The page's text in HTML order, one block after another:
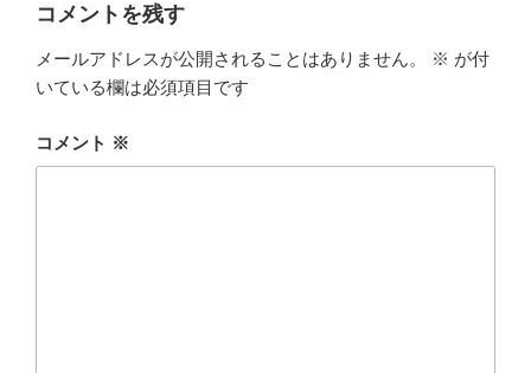
コメントを残す
メールアドレスが公開されることはありません。 ※ が付
いている欄は必須項目です
コメント ※